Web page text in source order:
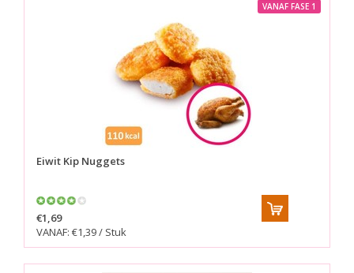
VANAF FASE 1
Eiwit Kip Nuggets
€1,69
VANAF: €1,39 / Stuk